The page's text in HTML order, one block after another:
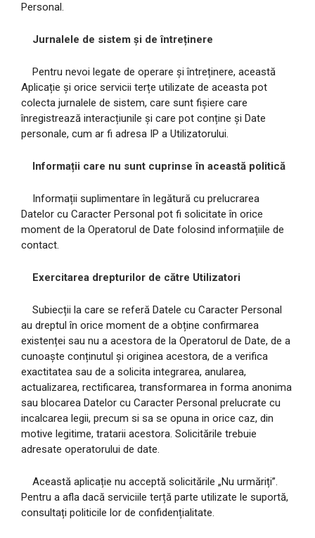
Personal.
Jurnalele de sistem și de întreținere
Pentru nevoi legate de operare și întreținere, această
Aplicație și orice servicii terțe utilizate de aceasta pot
colecta jurnalele de sistem, care sunt fișiere care
înregistrează interacțiunile și care pot conține și Date
personale, cum ar fi adresa IP a Utilizatorului.
Informații care nu sunt cuprinse în această politică
Informații suplimentare în legătură cu prelucrarea
Datelor cu Caracter Personal pot fi solicitate în orice
moment de la Operatorul de Date folosind informațiile de
contact.
Exercitarea drepturilor de către Utilizatori
Subiecții la care se referă Datele cu Caracter Personal
au dreptul în orice moment de a obține confirmarea
existenței sau nu a acestora de la Operatorul de Date, de a
cunoaște conținutul și originea acestora, de a verifica
exactitatea sau de a solicita integrarea, anularea,
actualizarea, rectificarea, transformarea in forma anonima
sau blocarea Datelor cu Caracter Personal prelucrate cu
incalcarea legii, precum si sa se opuna in orice caz, din
motive legitime, tratarii acestora. Solicitările trebuie
adresate operatorului de date.
Această aplicație nu acceptă solicitările „Nu urmăriți”.
Pentru a afla dacă serviciile terță parte utilizate le suportă,
consultați politicile lor de confidențialitate.